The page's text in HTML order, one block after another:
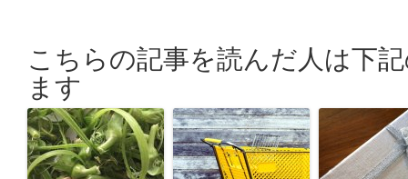
こちらの記事を読んだ人は下
ます